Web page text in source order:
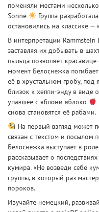
поменяли местами
Sonne
Группа
остановились на классике —
В интерпретации Rammstein
заставляя их добывать в
пыльца позволяет
момент Белоснежка
её в хрустальном гробу, под
близок к хеппи-энду в виде
упавшее с яблони яблоко
снова становятся её рабами.
На первый взгляд может
связан с текстом и посылом
Белоснежка выступает в
рассказывает о
кумира. «Не возведи себе
группы, в который раз
пороков.
Изучайте немецкий,